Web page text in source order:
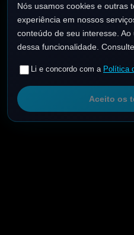
Nós usamos cookies e outras
experiência em nossos
conteúdo de seu interesse.
dessa funcionalidade.
Li e concordo com a Política
Aceito os